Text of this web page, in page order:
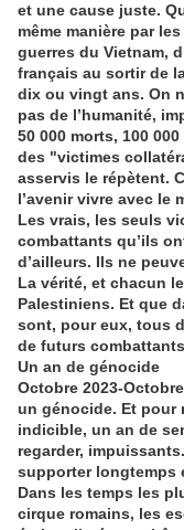
et une cause juste.
même manière par
guerres du Vietnam,
français au sortir de
dix ou vingt ans. On
pas de l’humanité,
50 000 morts, 100
des "victimes
asservis le répètent.
l’avenir vivre avec le
Les vrais, les seuls
combattants qu’ils
d’ailleurs. Ils ne
La vérité, et chacun
Palestiniens. Et que
sont, pour eux, tous
de futurs
Un an de génocide
Octobre 2023-
un génocide. Et pour
indicible, un an de
regarder,
supporter longtemps
Dans les temps les
cirque romains, les